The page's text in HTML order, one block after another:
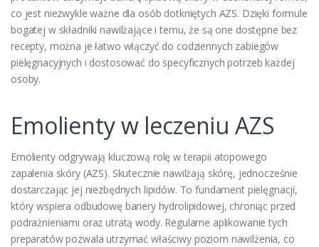
co jest niezwykle ważne dla osób dotkniętych AZS. Dzięki formule
bogatej w składniki nawilżające i temu, że są one dostępne bez
recepty, można je łatwo włączyć do codziennych zabiegów
pielęgnacyjnych i dostosować do specyficznych potrzeb każdej
osoby.
Emolienty w leczeniu AZS
Emolienty odgrywają kluczową rolę w terapii atopowego
zapalenia skóry (AZS). Skutecznie nawilżają skórę, jednocześnie
dostarczając jej niezbędnych lipidów. To fundament pielęgnacji,
który wspiera odbudowę bariery hydrolipidowej, chroniąc przed
podrażnieniami oraz utratą wody. Regularne aplikowanie tych
preparatów pozwala utrzymać właściwy poziom nawilżenia, co